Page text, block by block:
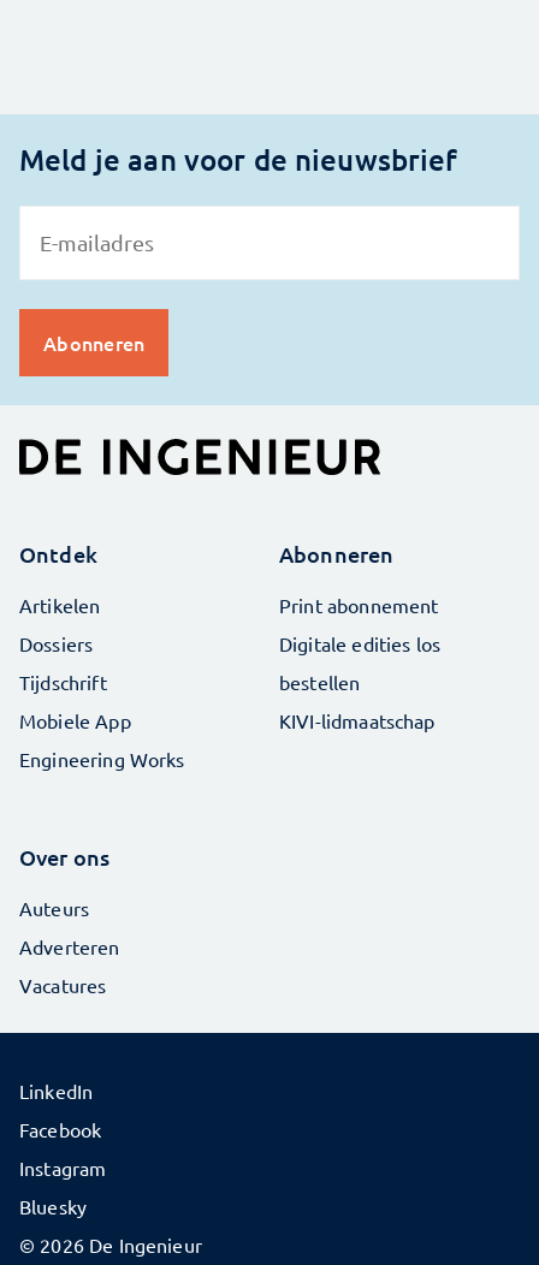
Meld je aan voor de nieuwsbrief
Ontdek
Artikelen
Dossiers
Tijdschrift
Mobiele App
Engineering Works
Abonneren
Print abonnement
Digitale edities los
bestellen
KIVI-lidmaatschap
Over ons
Auteurs
Adverteren
Vacatures
© 2026 De Ingenieur
LinkedIn
Facebook
Instagram
Bluesky